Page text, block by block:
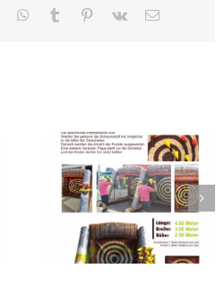
WhatsApp
Tumblr Pinterest
Vk
E-
Run Area –
Playsystem